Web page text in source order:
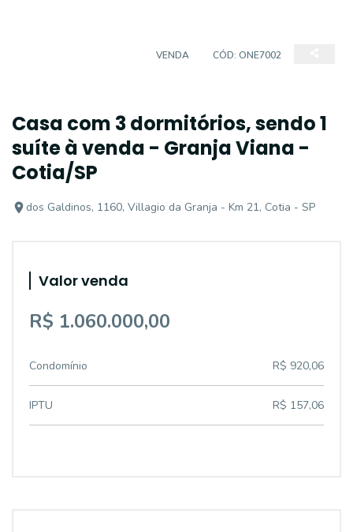
VENDA CÓD: ONE7002
Casa com 3 dormitórios, sendo 1
suíte à venda - Granja Viana -
Cotia/SP
dos Galdinos, 1160, Villagio da Granja - Km 21, Cotia - SP
Valor venda
R$ 1.060.000,00
Condomínio R$ 920,06
IPTU R$ 157,06